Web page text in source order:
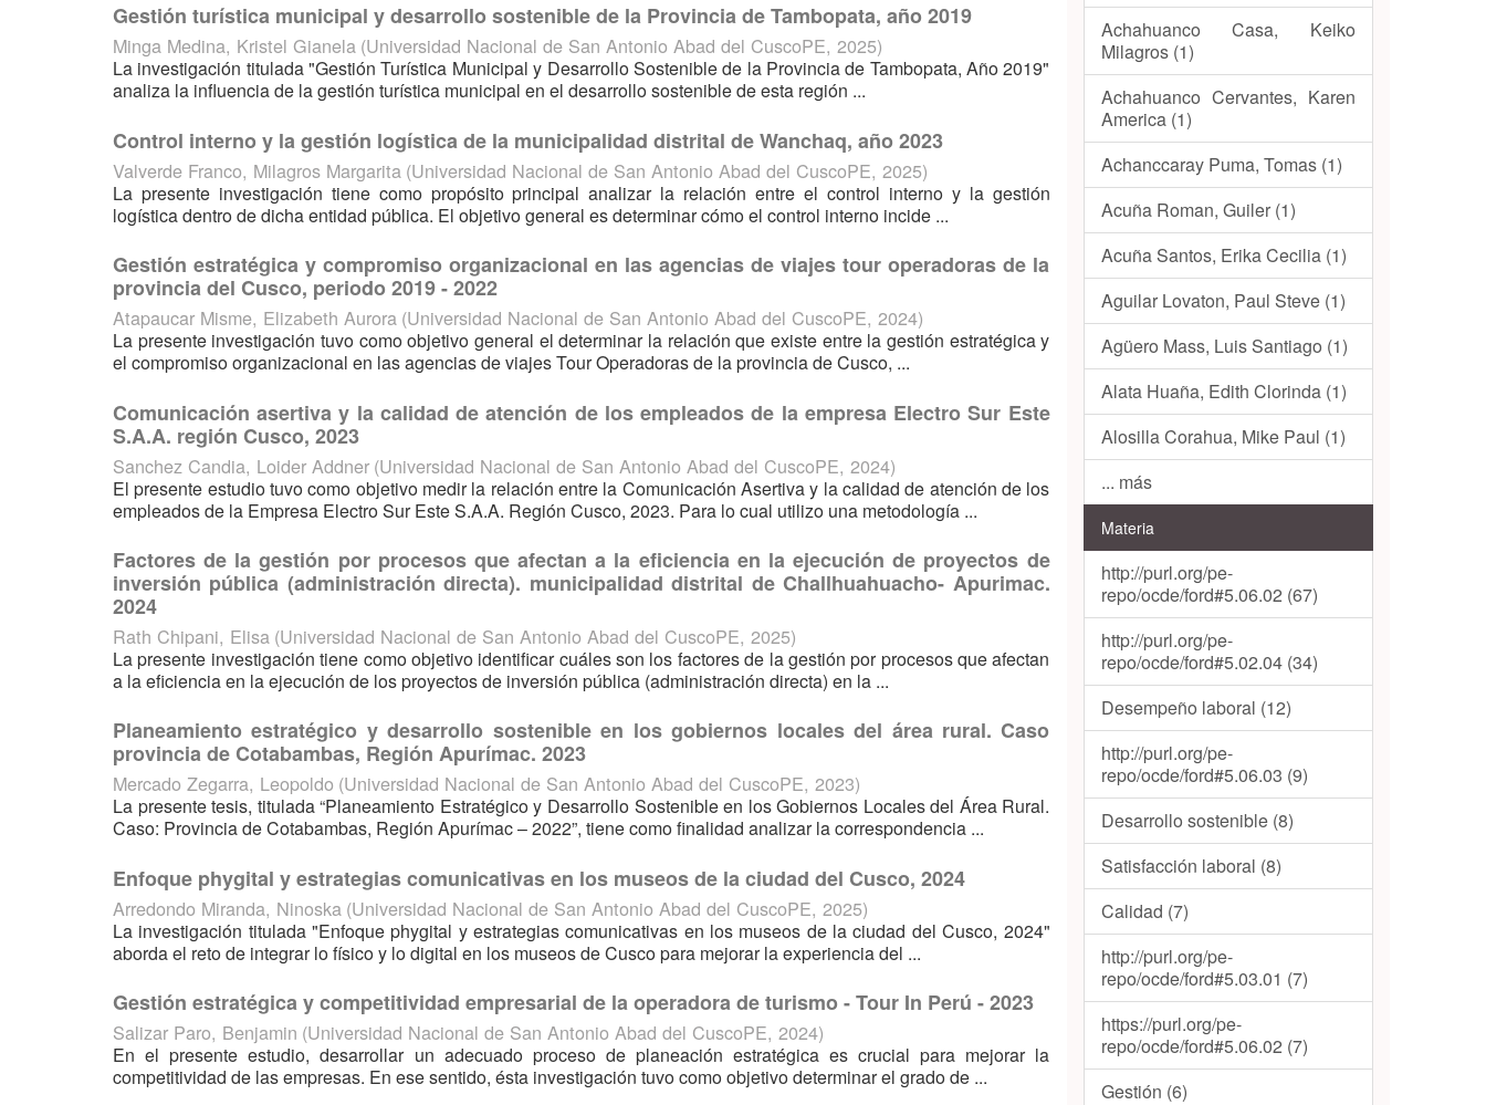
Gestión turística municipal y desarrollo sostenible de la Provincia de Tambopata, año 2019
Minga Medina, Kristel Gianela (Universidad Nacional de San Antonio Abad del CuscoPE, 2025)
La investigación titulada "Gestión Turística Municipal y Desarrollo Sostenible de la Provincia de Tambopata, Año 2019"
analiza la influencia de la gestión turística municipal en el desarrollo sostenible de esta región ...
Control interno y la gestión logística de la municipalidad distrital de Wanchaq, año 2023
Valverde Franco, Milagros Margarita (Universidad Nacional de San Antonio Abad del CuscoPE, 2025)
La presente investigación tiene como propósito principal analizar la relación entre el control interno y la gestión
logística dentro de dicha entidad pública. El objetivo general es determinar cómo el control interno incide ...
Gestión estratégica y compromiso organizacional en las agencias de viajes tour operadoras de la
provincia del Cusco, periodo 2019 - 2022
Atapaucar Misme, Elizabeth Aurora (Universidad Nacional de San Antonio Abad del CuscoPE, 2024)
La presente investigación tuvo como objetivo general el determinar la relación que existe entre la gestión estratégica y
el compromiso organizacional en las agencias de viajes Tour Operadoras de la provincia de Cusco, ...
Comunicación asertiva y la calidad de atención de los empleados de la empresa Electro Sur Este
S.A.A. región Cusco, 2023
Sanchez Candia, Loider Addner (Universidad Nacional de San Antonio Abad del CuscoPE, 2024)
El presente estudio tuvo como objetivo medir la relación entre la Comunicación Asertiva y la calidad de atención de los
empleados de la Empresa Electro Sur Este S.A.A. Región Cusco, 2023. Para lo cual utilizo una metodología ...
Factores de la gestión por procesos que afectan a la eficiencia en la ejecución de proyectos de
inversión pública (administración directa). municipalidad distrital de Challhuahuacho- Apurimac.
2024
Rath Chipani, Elisa (Universidad Nacional de San Antonio Abad del CuscoPE, 2025)
La presente investigación tiene como objetivo identificar cuáles son los factores de la gestión por procesos que afectan
a la eficiencia en la ejecución de los proyectos de inversión pública (administración directa) en la ...
Planeamiento estratégico y desarrollo sostenible en los gobiernos locales del área rural. Caso
provincia de Cotabambas, Región Apurímac. 2023
Mercado Zegarra, Leopoldo (Universidad Nacional de San Antonio Abad del CuscoPE, 2023)
La presente tesis, titulada “Planeamiento Estratégico y Desarrollo Sostenible en los Gobiernos Locales del Área Rural.
Caso: Provincia de Cotabambas, Región Apurímac – 2022”, tiene como finalidad analizar la correspondencia ...
Enfoque phygital y estrategias comunicativas en los museos de la ciudad del Cusco, 2024
Arredondo Miranda, Ninoska (Universidad Nacional de San Antonio Abad del CuscoPE, 2025)
La investigación titulada "Enfoque phygital y estrategias comunicativas en los museos de la ciudad del Cusco, 2024"
aborda el reto de integrar lo físico y lo digital en los museos de Cusco para mejorar la experiencia del ...
Gestión estratégica y competitividad empresarial de la operadora de turismo - Tour In Perú - 2023
Salizar Paro, Benjamin (Universidad Nacional de San Antonio Abad del CuscoPE, 2024)
En el presente estudio, desarrollar un adecuado proceso de planeación estratégica es crucial para mejorar la
competitividad de las empresas. En ese sentido, ésta investigación tuvo como objetivo determinar el grado de ...
Achahuanco Casa, Keiko
Milagros (1)
Achahuanco Cervantes, Karen
America (1)
Achanccaray Puma, Tomas (1)
Acuña Roman, Guiler (1)
Acuña Santos, Erika Cecilia (1)
Aguilar Lovaton, Paul Steve (1)
Agüero Mass, Luis Santiago (1)
Alata Huaña, Edith Clorinda (1)
Alosilla Corahua, Mike Paul (1)
... más
Materia
http://purl.org/pe-
repo/ocde/ford#5.06.02 (67)
http://purl.org/pe-
repo/ocde/ford#5.02.04 (34)
Desempeño laboral (12)
http://purl.org/pe-
repo/ocde/ford#5.06.03 (9)
Desarrollo sostenible (8)
Satisfacción laboral (8)
Calidad (7)
http://purl.org/pe-
repo/ocde/ford#5.03.01 (7)
https://purl.org/pe-
repo/ocde/ford#5.06.02 (7)
Gestión (6)